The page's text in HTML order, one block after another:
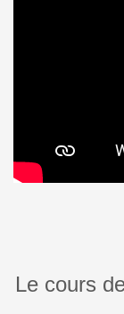
Le cours